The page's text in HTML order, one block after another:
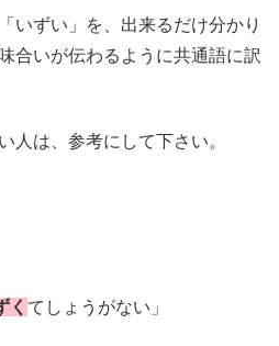
いずい」を、出来るだけ分かり
合いが伝わるように共通語に訳
人は、参考にして下さい。
く てしょうがない」